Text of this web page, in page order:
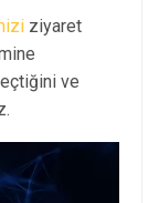
ziyaret
ve